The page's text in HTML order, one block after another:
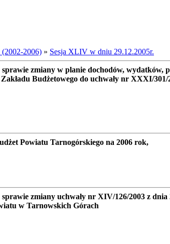
2006) » Sesja XLIV w dniu 29.12.2005r.
zmiany w planie dochodów, wydatków,
Budżetowego do uchwały nr XXXI/
Powiatu Tarnogórskiego na 2006 rok,
zmiany uchwały nr XIV/126/2003 z
w Tarnowskich Górach